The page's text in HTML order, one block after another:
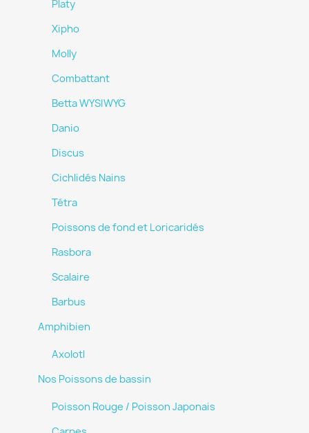
Platy
Xipho
Molly
Combattant
Betta WYSIWYG
Danio
Discus
Cichlidés Nains
Tétra
Poissons de fond et Loricaridés
Rasbora
Scalaire
Barbus
Amphibien
Axolotl
Nos Poissons de bassin
Poisson Rouge / Poisson Japonais